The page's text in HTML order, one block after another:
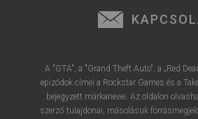
A "GTA", a "Grand Theft Auto", a „Red
epizódok címei a Rockstar Games és a
bejegyzett márkanevei. Az oldalon
szerző tulajdonai, másolásuk